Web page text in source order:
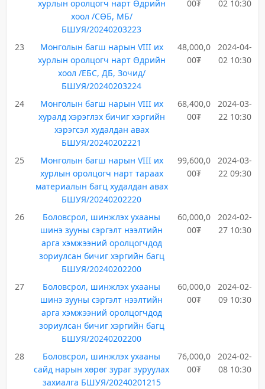
хурлын оролцогч нарт Өдрийн
хоол /СӨБ, МБ/
БШУЯ/20240203223
00₮
02 10:30
23
Монголын багш нарын VIII их
хурлын оролцогч нарт Өдрийн
хоол /ЕБС, ДБ, Зочид/
БШУЯ/20240203224
48,000,0
00₮
2024-04-
02 10:30
24
Монголын багш нарын VIII их
хуралд хэрэглэх бичиг хэргийн
хэрэгсэл худалдан авах
БШУЯ/20240202221
68,400,0
00₮
2024-03-
22 10:30
25
Монголын багш нарын VIII их
хурлын оролцогч нарт тараах
материалын багц худалдан авах
БШУЯ/20240202220
99,600,0
00₮
2024-03-
22 09:30
26
Боловсрол, шинжлэх ухааны
шинэ зууны сэргэлт нээлтийн
арга хэмжээний оролцогчдод
зориулсан бичиг хэргийн багц
БШУЯ/20240202200
60,000,0
00₮
2024-02-
27 10:30
27
Боловсрол, шинжлэх ухааны
шинэ зууны сэргэлт нээлтийн
арга хэмжээний оролцогчдод
зориулсан бичиг хэргийн багц
БШУЯ/20240202200
60,000,0
00₮
2024-02-
09 10:30
28
Боловсрол, шинжлэх ухааны
сайд нарын хөрөг зураг зуруулах
захиалга БШУЯ/20240201215
76,000,0
00₮
2024-02-
08 10:30